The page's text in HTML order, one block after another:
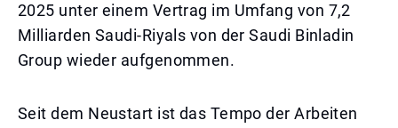
2025 unter einem Vertrag im Umfang von 7,2
Milliarden Saudi-Riyals von der Saudi Binladin
Group wieder aufgenommen.
Seit dem Neustart ist das Tempo der Arbeiten